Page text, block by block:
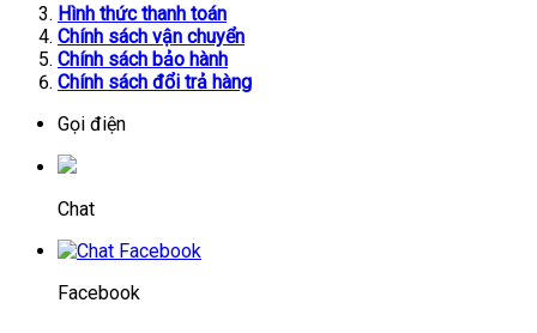
Hình thức thanh toán
Chính sách vận chuyển
Chính sách bảo hành
Chính sách đổi trả hàng
Gọi điện
Chat
Facebook